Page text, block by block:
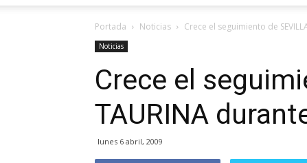
Portada Noticias Crece el seguimiento de
Noticias
Crece el
TAURINA
lunes 6 abril, 2009